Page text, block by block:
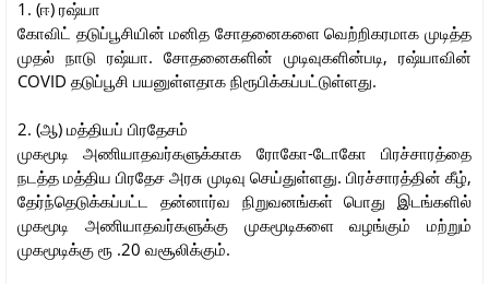
1. (ஈ) ரஷ்யா
கோவிட் தடுப்பூசியின் மனித சோதனைகளை வெற்றிகரமாக முடித்த
முதல் நாடு ரஷ்யா. சோதனைகளின் முடிவுகளின்படி, ரஷ்யாவின்
COVID தடுப்பூசி பயனுள்ளதாக நிரூபிக்கப்பட்டுள்ளது.
2. (ஆ) மத்தியப் பிரதேசம்
முகமூடி அணியாதவர்களுக்காக ரோகோ-டோகோ பிரச்சாரத்தை
நடத்த மத்திய பிரதேச அரசு முடிவு செய்துள்ளது. பிரச்சாரத்தின் கீழ்,
தேர்ந்தெடுக்கப்பட்ட தன்னார்வ நிறுவனங்கள் பொது இடங்களில்
முகமூடி அணியாதவர்களுக்கு முகமூடிகளை வழங்கும் மற்றும்
முகமூடிக்கு ரூ .20 வசூலிக்கும்.